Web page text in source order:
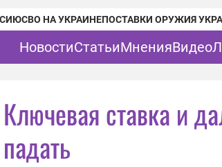
СВО НА УКРАИНЕПОСТАВКИ ОРУЖИЯ
НовостиСтатьиМненияВидео
Ключевая ставка и
падать